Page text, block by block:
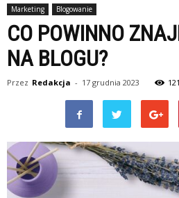
Marketing Blogowanie
CO POWINNO
NA BLOGU?
Przez Redakcja - 17 grudnia 2023